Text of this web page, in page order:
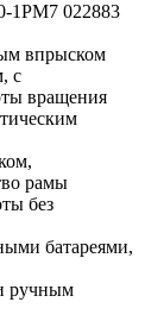
1РМ7 022883
впрыском
с
вращения
рамы
без
батареями,
ручным